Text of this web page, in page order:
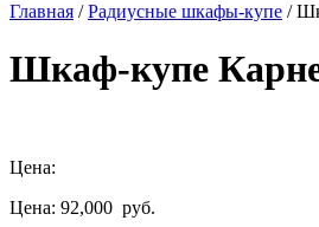
Главная /Радиусные шкафы-купе /
Шкаф-купе
Цена:
Цена: 92,000 руб.